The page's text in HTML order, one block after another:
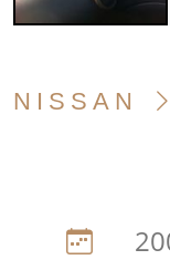
NISSAN